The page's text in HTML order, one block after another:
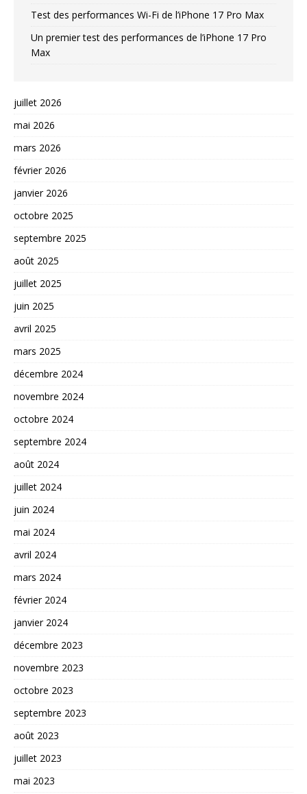
Test des performances Wi-Fi de l’iPhone 17 Pro Max
Un premier test des performances de l’iPhone 17 Pro
Max
juillet 2026
mai 2026
mars 2026
février 2026
janvier 2026
octobre 2025
septembre 2025
août 2025
juillet 2025
juin 2025
avril 2025
mars 2025
décembre 2024
novembre 2024
octobre 2024
septembre 2024
août 2024
juillet 2024
juin 2024
mai 2024
avril 2024
mars 2024
février 2024
janvier 2024
décembre 2023
novembre 2023
octobre 2023
septembre 2023
août 2023
juillet 2023
mai 2023